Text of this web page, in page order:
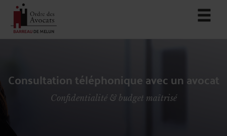
Consultation téléphonique avec un avocat
Confidentialité & budget maîtrisé